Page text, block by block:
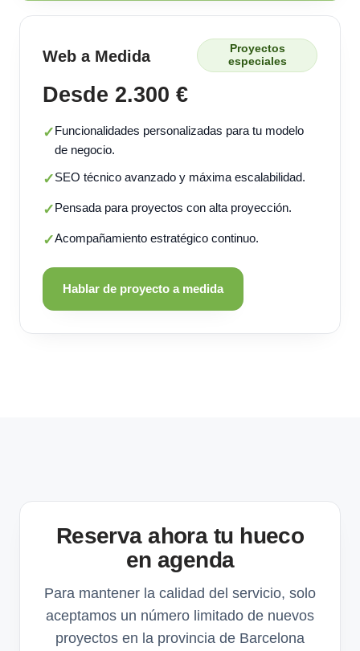
Web a Medida
Proyectos
especiales
Desde 2.300 €
✓Funcionalidades personalizadas para tu modelo
de negocio.
✓SEO técnico avanzado y máxima escalabilidad.
✓Pensada para proyectos con alta proyección.
✓Acompañamiento estratégico continuo.
Hablar de proyecto a medida
Reserva ahora tu hueco
en agenda
Para mantener la calidad del servicio, solo
aceptamos un número limitado de nuevos
proyectos en la provincia de Barcelona